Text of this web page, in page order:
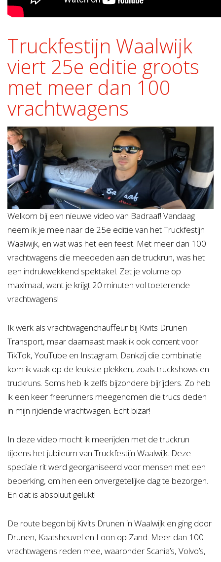
Truckfestijn Waalwijk
viert 25e editie groots
met meer dan 100
vrachtwagens
Welkom bij een nieuwe video van Badraaf! Vandaag
neem ik je mee naar de 25e editie van het Truckfestijn
Waalwijk, en wat was het een feest. Met meer dan 100
vrachtwagens die meededen aan de truckrun, was het
een indrukwekkend spektakel. Zet je volume op
maximaal, want je krijgt 20 minuten vol toeterende
vrachtwagens!
Ik werk als vrachtwagenchauffeur bij Kivits Drunen
Transport, maar daarnaast maak ik ook content voor
TikTok, YouTube en Instagram. Dankzij die combinatie
kom ik vaak op de leukste plekken, zoals truckshows en
truckruns. Soms heb ik zelfs bijzondere bijrijders. Zo heb
ik een keer freerunners meegenomen die trucs deden
in mijn rijdende vrachtwagen. Echt bizar!
In deze video mocht ik meerijden met de truckrun
tijdens het jubileum van Truckfestijn Waalwijk. Deze
speciale rit werd georganiseerd voor mensen met een
beperking, om hen een onvergetelijke dag te bezorgen.
En dat is absoluut gelukt!
De route begon bij Kivits Drunen in Waalwijk en ging door
Drunen, Kaatsheuvel en Loon op Zand. Meer dan 100
vrachtwagens reden mee, waaronder Scania’s, Volvo’s,